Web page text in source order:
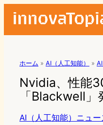
ホーム » AI（人工知能） »
Nvidia、性能
「Blackwell」
AI（人工知能）ニュー